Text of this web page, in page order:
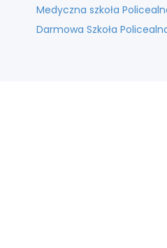
Medyczna szkoła
Darmowa Szkoła